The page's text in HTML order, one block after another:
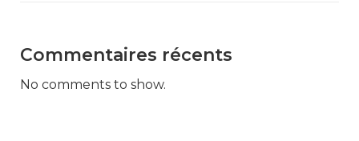
Commentaires récents
No comments to show.